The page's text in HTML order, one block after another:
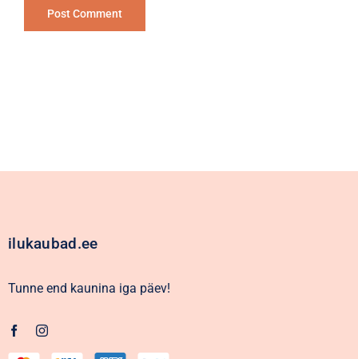
ilukaubad.ee
Tunne end kaunina iga päev!